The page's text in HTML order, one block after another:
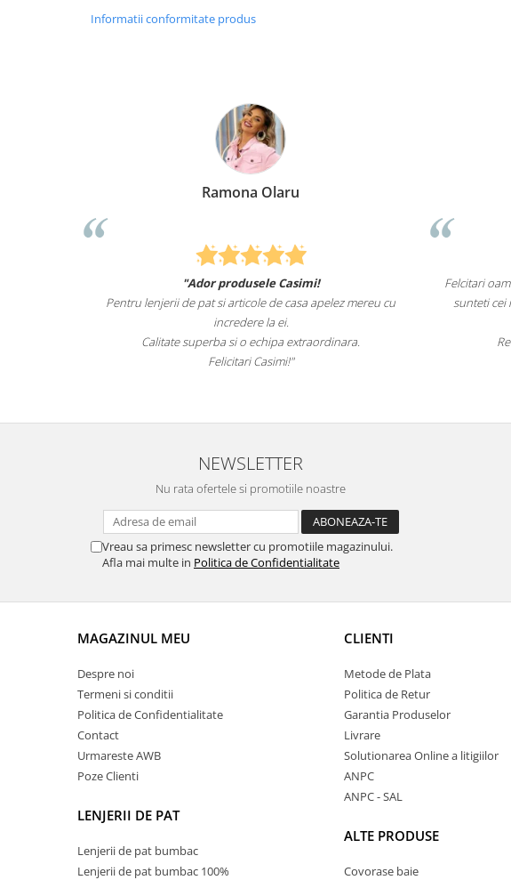
Informatii conformitate produs
Ramona Olaru
"Ador produsele Casimi!
Pentru lenjerii de pat si articole de casa apelez mereu cu
incredere la ei.
Calitate superba si o echipa extraordinara.
Felicitari Casimi!"
Felcitari
sunteti cei
NEWSLETTER
Nu rata ofertele si promotiile noastre
Vreau sa primesc newsletter cu promotiile magazinului.
Afla mai multe in Politica de Confidentialitate
MAGAZINUL MEU
Despre noi
Termeni si conditii
Politica de Confidentialitate
Contact
Urmareste AWB
Poze Clienti
LENJERII DE PAT
Lenjerii de pat bumbac
Lenjerii de pat bumbac 100%
CLIENTI
Metode de Plata
Politica de Retur
Garantia Produselor
Livrare
Solutionarea Online a litigiilor
ANPC
ANPC - SAL
ALTE PRODUSE
Covorase baie